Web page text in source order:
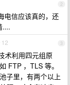
2
电信应该真的，还
....
3
12
术利用四元组原
FTP ，TLS 等。
子里，有两个以上